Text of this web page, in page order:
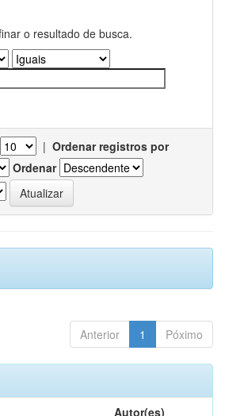
o resultado de busca.
| Ordenar registros por
Ordenar
Anterior 1 Póximo
Autor(es)